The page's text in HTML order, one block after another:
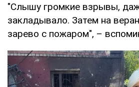
"Слышу громкие взрывы,
закладывало. Затем на
зарево с пожаром", –